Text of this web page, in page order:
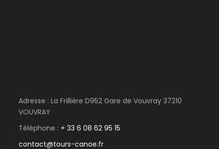
Adresse : La Frillière D952 Gare de Vouvray 37210
VOUVRAY
Téléphone : + 33 6 08 62 95 15
contact@tours-canoe.fr